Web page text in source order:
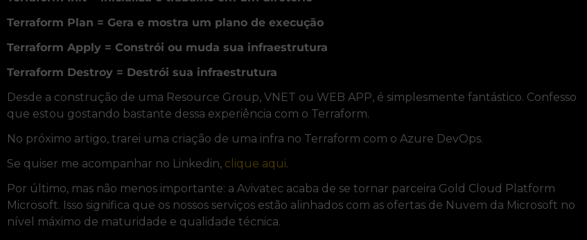
Terraform Plan = Gera e mostra um plano de execução
Terraform Apply = Constrói ou muda sua infraestrutura
Terraform Destroy = Destrói sua infraestrutura
Desde a construção de uma Resource Group, VNET ou WEB APP, é simplesmente fantástico. Confesso
que estou gostando bastante dessa experiência com o Terraform.
No próximo artigo, trarei uma criação de uma infra no Terraform com o Azure DevOps.
Se quiser me acompanhar no Linkedin, clique aqui.
Por último, mas não menos importante: a Avivatec acaba de se tornar parceira Gold Cloud Platform
Microsoft. Isso significa que os nossos serviços estão alinhados com as ofertas de Nuvem da Microsoft no
nível máximo de maturidade e qualidade técnica.